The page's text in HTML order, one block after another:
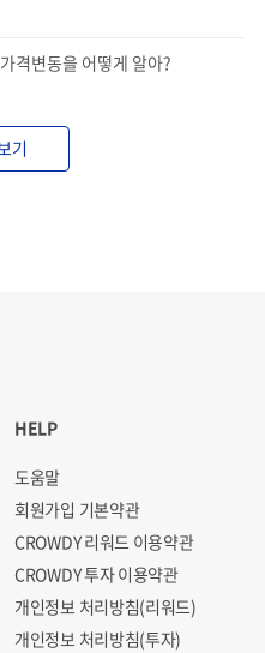
격변동을 어떻게 알아?
기
HELP
도움말
회원가입 기본약관
CROWDY 리워드 이용약관
CROWDY 투자 이용약관
개인정보 처리방침(리워드)
개인정보 처리방침(투자)